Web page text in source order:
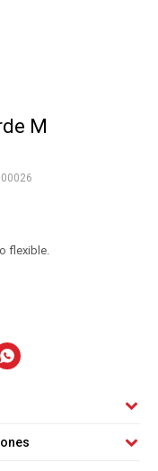
M
flexible.
